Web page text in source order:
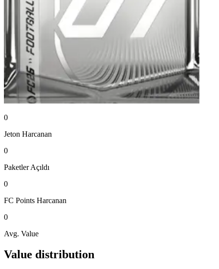
0
Jeton Harcanan
0
Paketler Açıldı
0
FC Points Harcanan
0
Avg. Value
Value distribution